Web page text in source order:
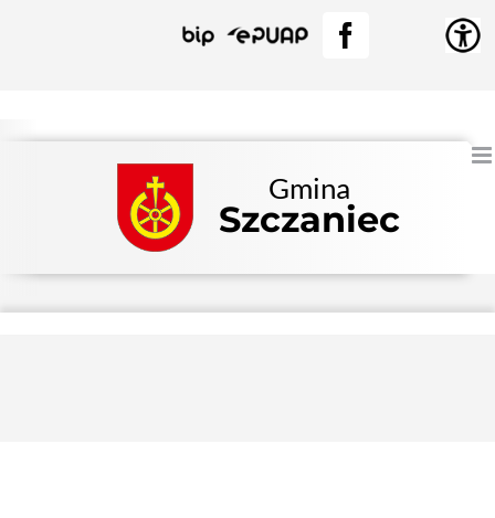
BIP EPUAPFacebook
Gmina
Szczaniec